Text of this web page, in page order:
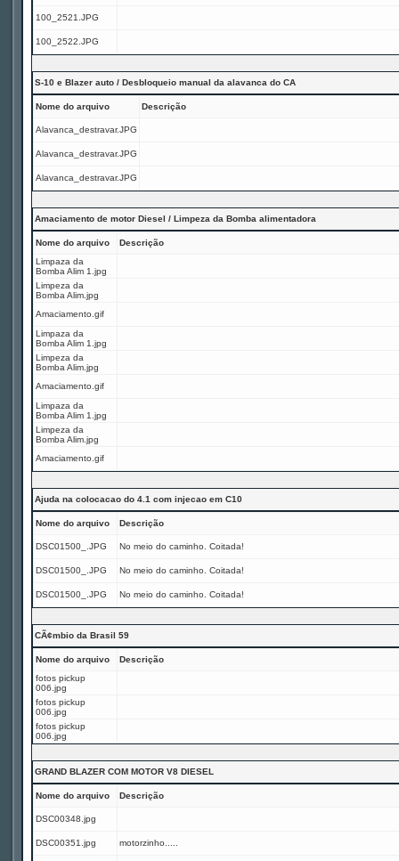
100_2521.JPG
100_2522.JPG
S-10 e Blazer auto / Desbloqueio manual da alavanca do CA
Nome do arquivo Descrição
Alavanca_destravar.JPG
Alavanca_destravar.JPG
Alavanca_destravar.JPG
Amaciamento de motor Diesel / Limpeza da Bomba alimentadora
Nome do arquivo
Descrição
Limpaza da
Bomba Alim 1.jpg
Limpeza da
Bomba Alim.jpg
Amaciamento.gif
Limpaza da
Bomba Alim 1.jpg
Limpeza da
Bomba Alim.jpg
Amaciamento.gif
Limpaza da
Bomba Alim 1.jpg
Limpeza da
Bomba Alim.jpg
Amaciamento.gif
Ajuda na colocacao do 4.1 com injecao em C10
Nome do arquivo Descrição
DSC01500_.JPG No meio do caminho. Coitada!
DSC01500_.JPG No meio do caminho. Coitada!
DSC01500_.JPG No meio do caminho. Coitada!
CÃ¢mbio da Brasil 59
Nome do arquivo
Descrição
fotos pickup
006.jpg
fotos pickup
006.jpg
fotos pickup
006.jpg
GRAND BLAZER COM MOTOR V8 DIESEL
Nome do arquivo Descrição
DSC00348.jpg
DSC00351.jpg motorzinho.....